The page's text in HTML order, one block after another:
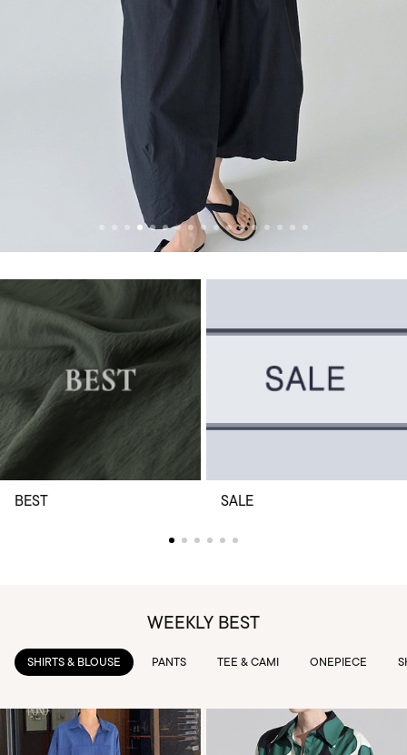
BEST SALE
WEEKLY BEST
PANTS TEE & CAMI ONEPIECE SKIRTS OUTWEAR